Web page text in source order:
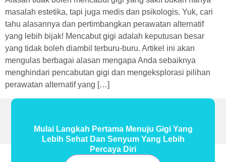
masalah estetika, tapi juga medis dan psikologis. Yuk, cari
tahu alasannya dan pertimbangkan perawatan alternatif
yang lebih bijak! Mencabut gigi adalah keputusan besar
yang tidak boleh diambil terburu-buru. Artikel ini akan
mengulas berbagai alasan mengapa Anda sebaiknya
menghindari pencabutan gigi dan mengeksplorasi pilihan
perawatan alternatif yang […]
Mulai Langkah Pertama Menuju Gigi Yang
Lebih Sehat Dan Senyum Yang Lebih
Percaya Diri